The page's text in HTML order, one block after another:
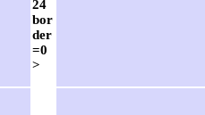
24
bor
der
=0
>